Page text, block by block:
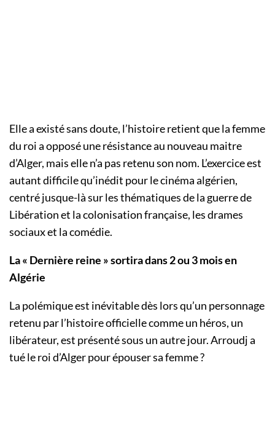
Elle a existé sans doute, l’histoire retient que la femme
du roi a opposé une résistance au nouveau maitre
d’Alger, mais elle n’a pas retenu son nom. L’exercice est
autant difficile qu’inédit pour le cinéma algérien,
centré jusque-là sur les thématiques de la guerre de
Libération et la colonisation française, les drames
sociaux et la comédie.
La « Dernière reine » sortira dans 2 ou 3 mois en
Algérie
La polémique est inévitable dès lors qu’un personnage
retenu par l’histoire officielle comme un héros, un
libérateur, est présenté sous un autre jour. Arroudj a
tué le roi d’Alger pour épouser sa femme ?